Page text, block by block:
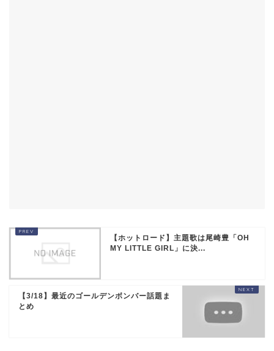
【ホットロード】主題歌は尾崎豊「OH
MY LITTLE GIRL」に決...
【3/18】最近のゴールデンボンバー話題ま
とめ